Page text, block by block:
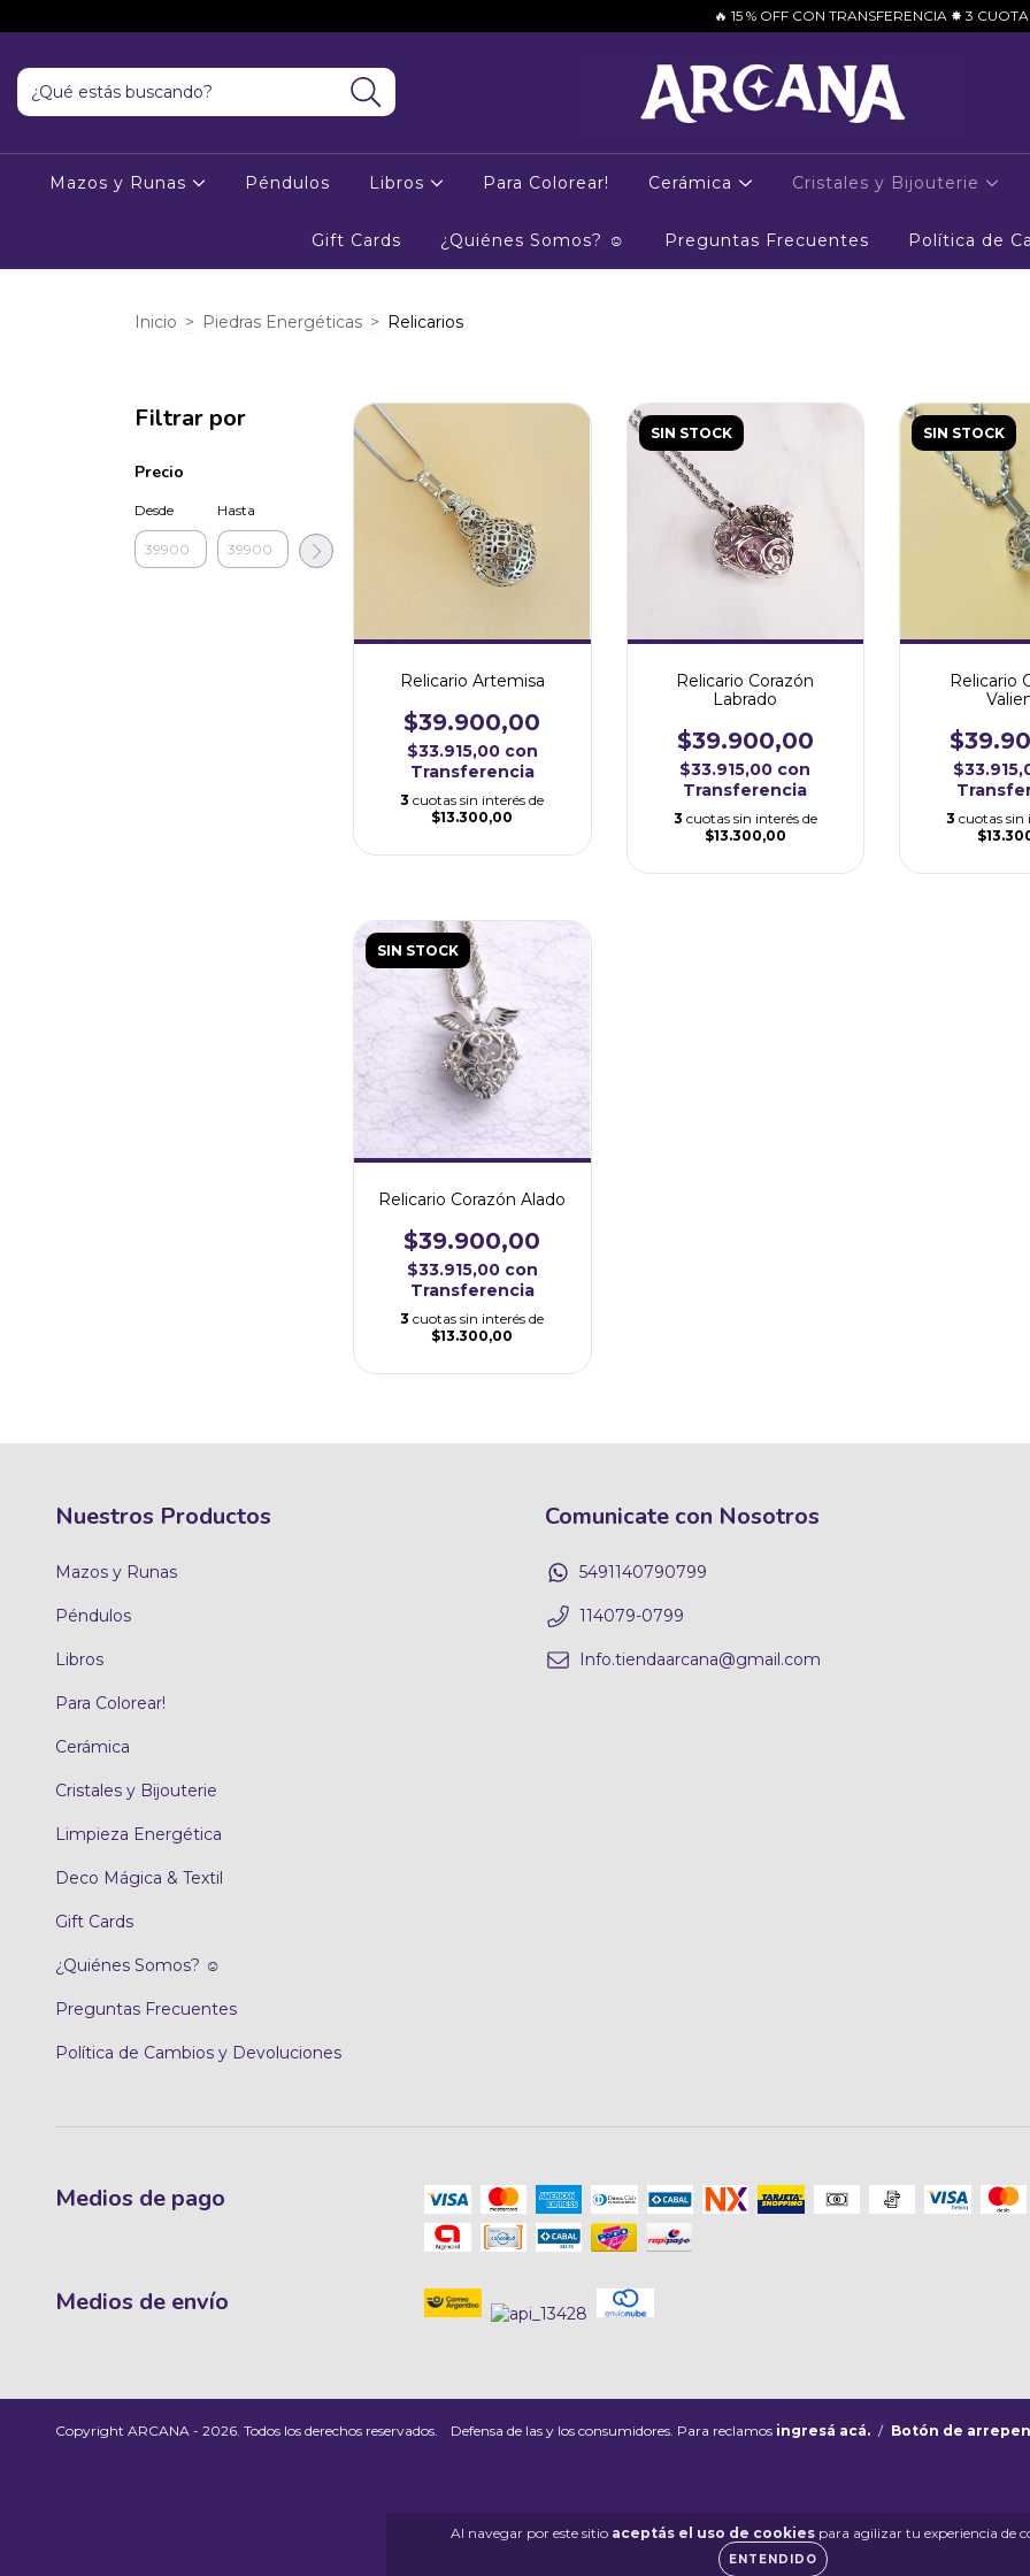
🔥 15 % OFF CON TRANSFERENCIA ✸ 3 CUOTAS S/
Mazos y Runas Péndulos Libros Para Colorear! Cerámica Cristales y Bijouterie
Gift Cards ¿Quiénes Somos? ☺ Preguntas Frecuentes Política de
Al navegar por este sitio aceptás el uso de cookies para agilizar tu experiencia de
ENTENDIDO
Inicio > Piedras Energéticas > Relicarios
Filtrar por
Precio
Desde Hasta
Relicario Artemisa
$39.900,00
$33.915,00 con
Transferencia
3 cuotas sin interés de
$13.300,00
SIN STOCK
Relicario Corazón
Labrado
$39.900,00
$33.915,00 con
Transferencia
3 cuotas sin interés de
$13.300,00
SIN STOCK
Relicario
3 cuotas sin
SIN STOCK
Relicario Corazón Alado
$39.900,00
$33.915,00 con
Transferencia
3 cuotas sin interés de
$13.300,00
Nuestros Productos
Mazos y Runas
Péndulos
Libros
Para Colorear!
Cerámica
Cristales y Bijouterie
Limpieza Energética
Deco Mágica & Textil
Gift Cards
¿Quiénes Somos? ☺
Preguntas Frecuentes
Política de Cambios y Devoluciones
Comunicate con Nosotros
5491140790799
114079-0799
Info.tiendaarcana@gmail.com
Medios de pago
Medios de envío
Copyright ARCANA - 2026. Todos los derechos reservados. Defensa de las y los consumidores. Para reclamos ingresá acá. / Botón de